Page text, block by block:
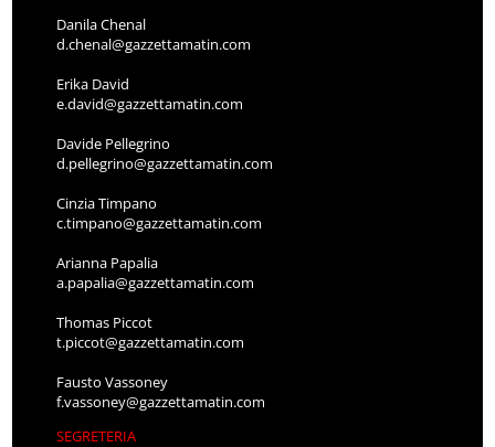
Danila Chenal
d.chenal@gazzettamatin.com
Erika David
e.david@gazzettamatin.com
Davide Pellegrino
d.pellegrino@gazzettamatin.com
Cinzia Timpano
c.timpano@gazzettamatin.com
Arianna Papalia
a.papalia@gazzettamatin.com
Thomas Piccot
t.piccot@gazzettamatin.com
Fausto Vassoney
f.vassoney@gazzettamatin.com
SEGRETERIA